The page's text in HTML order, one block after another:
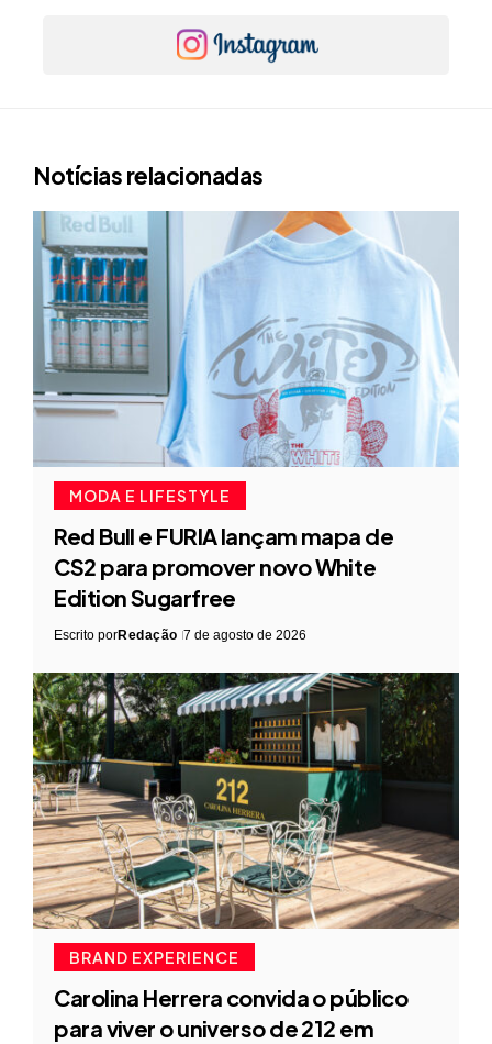
Notícias relacionadas
MODA E LIFESTYLE
Red Bull e FURIA lançam mapa de
CS2 para promover novo White
Edition Sugarfree
Escrito porRedação 7 de agosto de 2026
BRAND EXPERIENCE
Carolina Herrera convida o público
para viver o universo de 212 em